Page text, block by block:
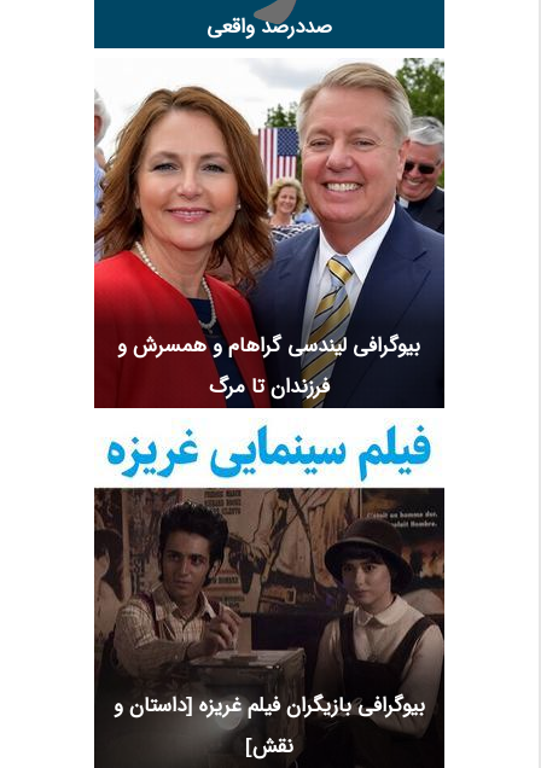
صددرصد واقعی
بیوگرافی لیندسی گراهام و همسرش و
فرزندان تا مرگ
بیوگرافی بازیگران فیلم غریزه [داستان و
نقش]